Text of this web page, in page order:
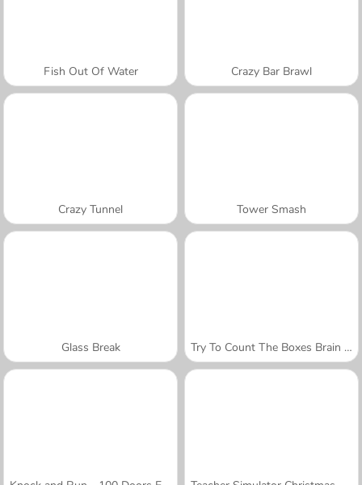
Fish Out Of Water Crazy Bar Brawl
Crazy Tunnel Tower Smash
Glass Break Try To Count The Boxes Brain Training